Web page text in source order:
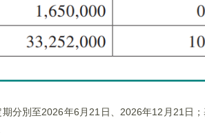
分別至2026年6月21日、2026年12月21日